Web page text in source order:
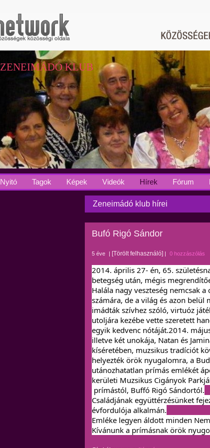
ZENEIMÁDÓ KLUB
Nyitó Tagok Képek Videók Hírek Fórum
Zeneimádó klub hírei
Bufó Rigó Sándor
5 éve | [Törölt felhasználó] | 0 hozzászólás
2014. április 27- én, 65.
betegség után, mégis
Halála nagy veszteség nemcsak
számára, de a világ és azon belül
imádták szívhez szóló, virtuóz
utoljára kezébe vette szeretett
egyik kedvenc nótáját.2014.
illetve két unokája, Natan és
kíséretében, muzsikus tradíciót
helyezték örök nyugalomra, a
utánozhatatlan prímás emlékét
kerületi Muzsikus Cigányok
prímástól, Buffó Rigó Sándortól.
Családjának együttérzésünket
évfordulója alkalmán.
Emléke legyen áldott minden
Kívánunk a prímásnak örök